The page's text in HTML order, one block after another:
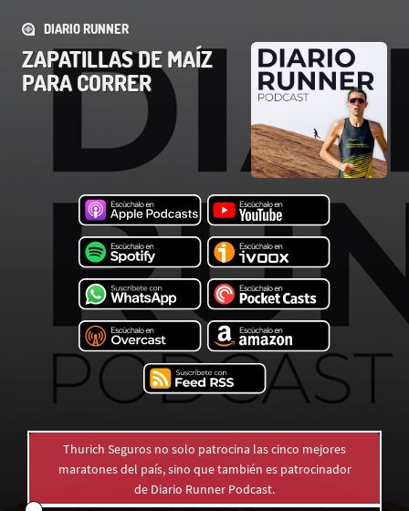
DIARIO RUNNER
ZAPATILLAS DE MAÍZ
PARA CORRER
Thurich Seguros no solo patrocina las cinco mejores
maratones del país, sino que también es patrocinador
de Diario Runner Podcast.